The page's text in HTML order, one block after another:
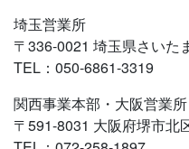
埼玉営業所
〒336-0021 埼玉県さいた
TEL：050-6861-3319
関西事業本部・大阪営業所
〒591-8031 大阪府堺市北